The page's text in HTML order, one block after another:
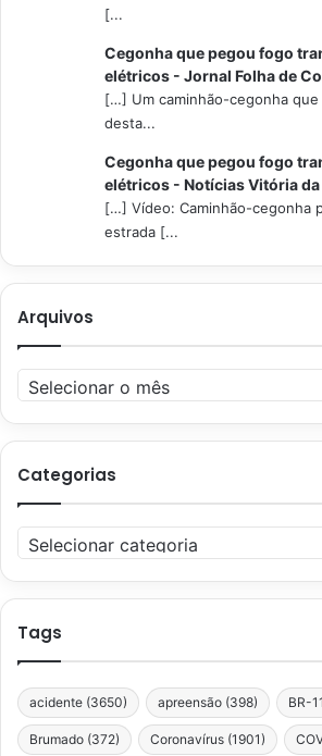
[...
Cegonha que pegou fogo
elétricos - Jornal Folha de
[…] Um caminhão-cegonha
desta...
Cegonha que pegou fogo
elétricos - Notícias Vitória
[…] Vídeo: Caminhão-cegonha
estrada [...
Arquivos
Arquivos
Categorias
Categorias
Tags
acidente (3650) apreensão (398) BR-
Brumado (372) Coronavírus (1901)